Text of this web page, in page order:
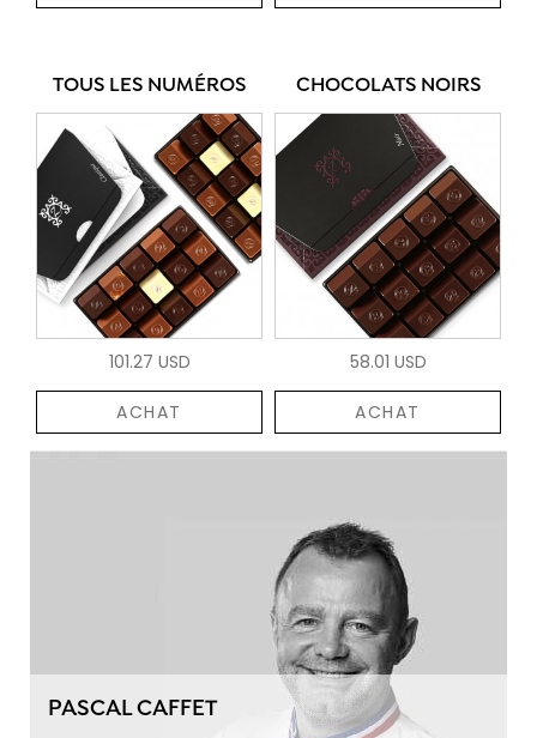
TOUS LES NUMÉROS
101.27 USD
ACHAT
CHOCOLATS NOIRS
58.01 USD
ACHAT
PASCAL CAFFET